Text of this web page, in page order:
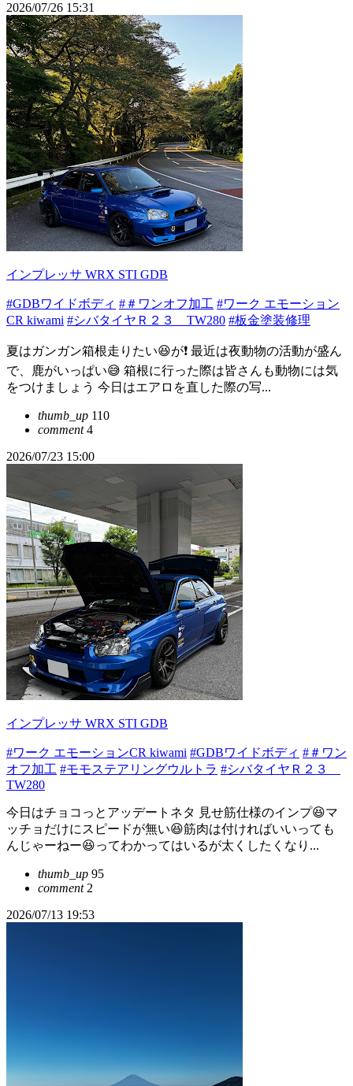
2026/07/26 15:31
インプレッサ WRX STI GDB
#GDBワイドボディ #＃ワンオフ加工 #ワーク エモーション
CR kiwami #シバタイヤＲ２３ TW280 #板金塗装修理
夏はガンガン箱根走りたい😆が❗️ 最近は夜動物の活動が盛ん
で、鹿がいっぱい😅 箱根に行った際は皆さんも動物には気
をつけましょう 今日はエアロを直した際の写...
thumb_up 110
comment4
2026/07/23 15:00
インプレッサ WRX STI GDB
#ワーク エモーションCR kiwami #GDBワイドボディ #＃ワン
オフ加工 #モモステアリングウルトラ #シバタイヤＲ２３
TW280
今日はチョコっとアッデートネタ 見せ筋仕様のインプ😆マ
ッチョだけにスピードが無い😆筋肉は付ければいいっても
んじゃーねー😆ってわかってはいるが太くしたくなり...
thumb_up 95
comment2
2026/07/13 19:53